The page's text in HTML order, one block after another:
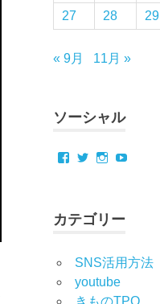
27
28 29
« 9月 11月 »
ソーシャル
Facebook
TwitterInstagram
カテゴリー
SNS活用方法
youtube
きものTPO